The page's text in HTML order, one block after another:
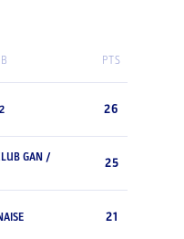
PTS
26
GAN /
25
21